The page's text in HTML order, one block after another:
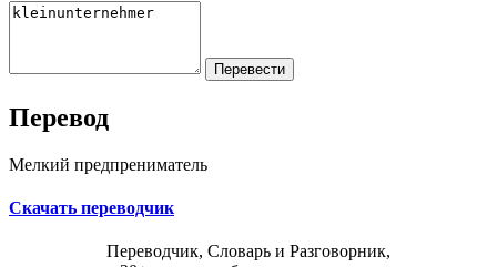
Перевод
Мелкий предпрениматель
Скачать переводчик
Переводчик, Словарь и Разговорник,